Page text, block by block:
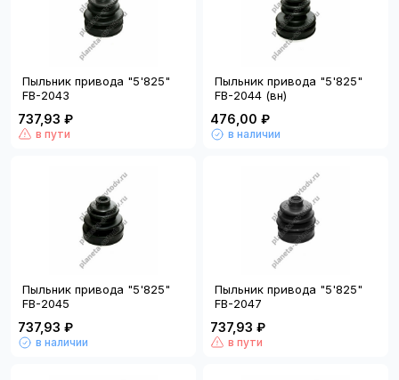
Пыльник привода "5'825"
FB-2043
737,93 ₽
в пути
Пыльник привода "5'825"
FB-2044 (вн)
476,00 ₽
в наличии
Пыльник привода "5'825"
FB-2045
737,93 ₽
в наличии
Пыльник привода "5'825"
FB-2047
737,93 ₽
в пути